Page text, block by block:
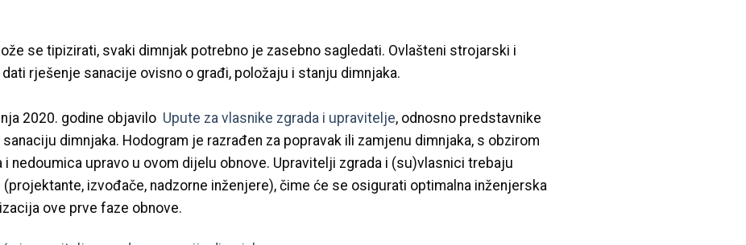
se tipizirati, svaki dimnjak potrebno je zasebno sagledati. Ovlašteni strojarski i
rješenje sanacije ovisno o građi, položaju i stanju dimnjaka.
2020. godine objavilo Upute za vlasnike zgrada i upravitelje, odnosno predstavnike
sanaciju dimnjaka. Hodogram je razrađen za popravak ili zamjenu dimnjaka, s obzirom
i nedoumica upravo u ovom dijelu obnove. Upravitelji zgrada i (su)vlasnici trebaju
izvođače, nadzorne inženjere), čime će se osigurati optimalna inženjerska
ove prve faze obnove.